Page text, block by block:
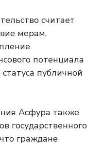
считает
мерам,
потенциала
публичной
Асфура также
государственного
граждане